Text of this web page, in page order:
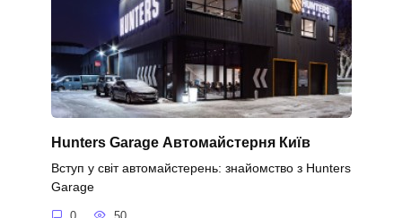
Hunters Garage Автомайстерня Київ
Вступ у світ автомайстерень: знайомство з Hunters
Garage